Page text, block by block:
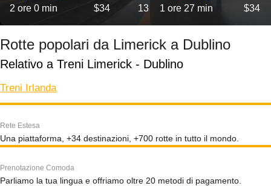
2 ore 0 min $34 13 1 ore 27 min $34
Rotte popolari da Limerick a Dublino
Relativo a Treni Limerick - Dublino
Treni Irlanda
Rete Estesa
Una piattaforma, +34 destinazioni, +700 rotte in tutto il mondo.
Prenotazione Comoda
Parliamo la tua lingua e offriamo oltre 20 metodi di pagamento.